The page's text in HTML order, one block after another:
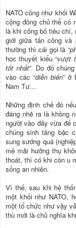
NATO cũng như khối
cộng đồng chủ thể có
là khi công bố tiêu chí,
giới giữa tấn công và
thường thì cái gọi là “
học thuyết kiểu “vượt
tốt nhất”. Do đó
vào các “diễn biến” ở
Nam Tư…
Những định chế đó
đáng nhẽ ra là không
người vào đây vừa để
chúng sinh tầng bậc
sung sướng quá
mê mải hưởng thụ
thoát, thì có khi còn u
sống an nhiên.
Vì thế, sau khi hệ
một khối như NATO,
một tổ chức như vậy
thù mới là chủ nghĩa